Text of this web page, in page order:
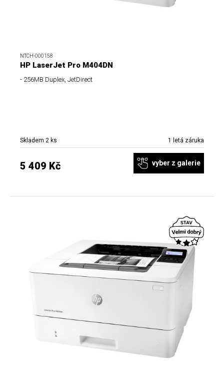
NTCH-000158
HP LaserJet Pro M404DN
- 256MB Duplex, JetDirect
Skladem 2 ks 1 letá záruka
5 409 Kč vyber z galerie